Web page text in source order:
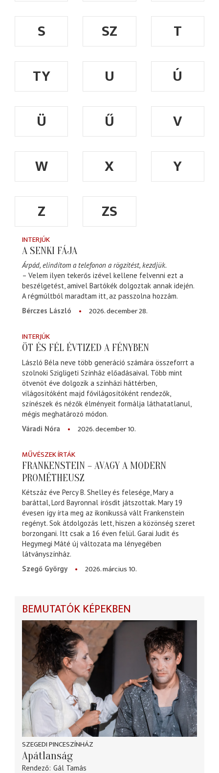
S SZ
T
TY
U
Ú
Ü
Ű
V
W
X
Y
Z
ZS
INTERJÚK
A SENKI FÁJA
Árpád, elindítom a telefonon a rögzítést, kezdjük.
– Velem ilyen tekerős izével kellene felvenni ezt a
beszélgetést, amivel Bartókék dolgoztak annak idején.
A régmúltból maradtam itt, az passzolna hozzám.
Bérczes László
2026. december 28.
INTERJÚK
ÖT ÉS FÉL ÉVTIZED A FÉNYBEN
László Béla neve több generáció számára összeforrt a
szolnoki Szigligeti Színház előadásaival. Több mint
ötvenöt éve dolgozik a színházi háttérben,
világosítóként majd fővilágosítóként rendezők,
színészek és nézők élményeit formálja láthatatlanul,
mégis meghatározó módon.
Váradi Nóra
2026. december 10.
MŰVÉSZEK ÍRTÁK
FRANKENSTEIN – AVAGY A MODERN
PROMÉTHEUSZ
Kétszáz éve Percy B. Shelley és felesége, Mary a
baráttal, Lord Bayronnal írósdit játszottak. Mary 19
évesen így írta meg az ikonikussá vált Frankenstein
regényt. Sok átdolgozás lett, hiszen a közönség szeret
borzongani. Itt csak a 16 éven felül. Garai Judit és
Hegymegi Máté új változata ma lényegében
látványszínház.
Szegő György
2026. március 10.
BEMUTATÓK KÉPEKBEN
SZEGEDI PINCESZÍNHÁZ
Apátlanság
Rendező Gál Tamás